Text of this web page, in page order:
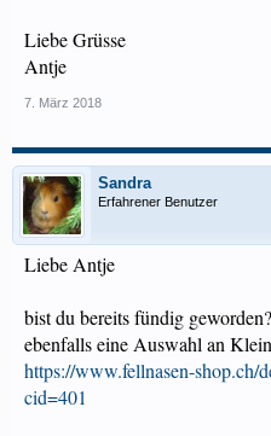
Liebe Grüsse
Antje
7. März 2018
Sandra
Erfahrener Benutzer
Liebe Antje
bist du bereits fündig
ebenfalls eine Auswahl an
https://www.fellnasen-shop.ch/
cid=401